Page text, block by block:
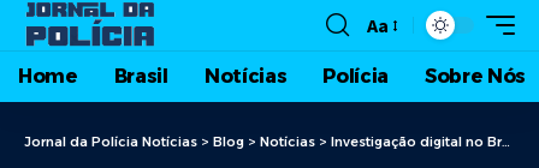
Aa
Home Brasil Notícias Polícia Sobre Nós
Jornal da Polícia Notícias > Blog > Notícias > Investigação digital no Brasil: como a segurança pública está se reinventando na era dos dados